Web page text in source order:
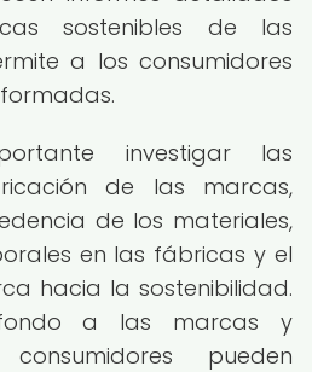
sostenibles de las
a los consumidores
investigar las
de las marcas,
de los materiales,
en las fábricas y el
hacia la sostenibilidad.
a las marcas y
pueden